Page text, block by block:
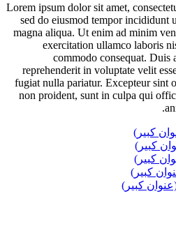
Lorem ipsum dolor sit amet,
sed do eiusmod tempor incididunt
magna aliqua. Ut enim ad minim
exercitation ullamco laboris
commodo consequat. Duis
reprehenderit in voluptate velit
fugiat nulla pariatur. Excepteur sint
non proident, sunt in culpa qui
كبير)
كبير)
كبير)
كبير)
كبير)